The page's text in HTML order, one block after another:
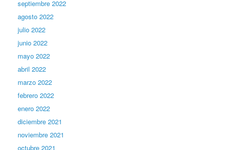
septiembre 2022
agosto 2022
julio 2022
junio 2022
mayo 2022
abril 2022
marzo 2022
febrero 2022
enero 2022
diciembre 2021
noviembre 2021
octubre 2021